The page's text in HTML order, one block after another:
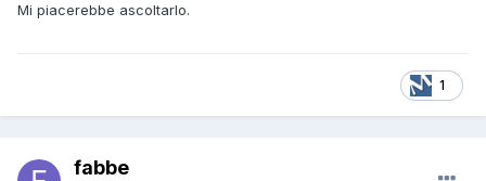
Mi piacerebbe ascoltarlo.
1
fabbe